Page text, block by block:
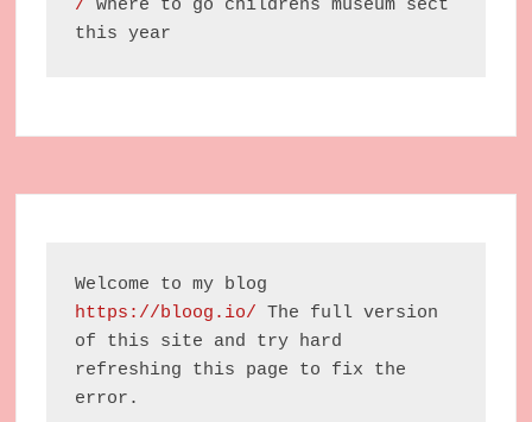
/
where to go childrens museum sect
this year
https://bloog.io/
The full version
of this site and try hard
refreshing this page to fix the
error.